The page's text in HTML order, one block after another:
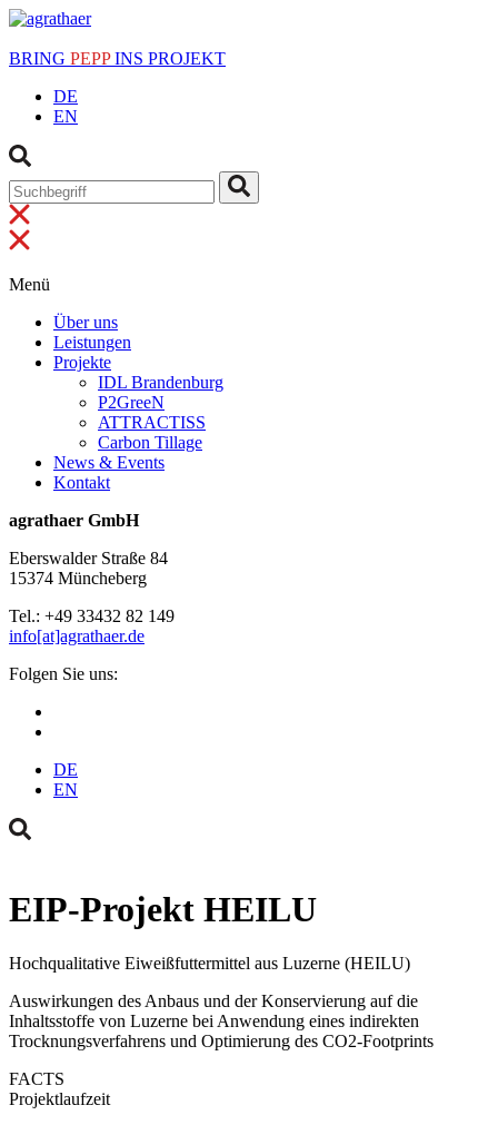
BRING PEPPINS PROJEKT
DE
EN
Menü
Über uns
Leistungen
Projekte
IDL Brandenburg
P2GreeN
ATTRACTISS
Carbon Tillage
News & Events
Kontakt
agrathaer GmbH
Eberswalder Straße 84
15374 Müncheberg
Tel.: +49 33432 82 149
info[at]agrathaer.de
Folgen Sie uns:
DE
EN
EIP-Projekt HEILU
Hochqualitative Eiweißfuttermittel aus Luzerne (HEILU)
Auswirkungen des Anbaus und der Konservierung auf die
Inhaltsstoffe von Luzerne bei Anwendung eines indirekten
Trocknungsverfahrens und Optimierung des CO2-Footprints
FACTS
Projektlaufzeit